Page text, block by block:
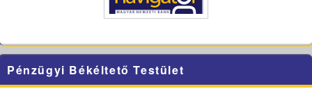
Pénzügyi Békéltető Testület